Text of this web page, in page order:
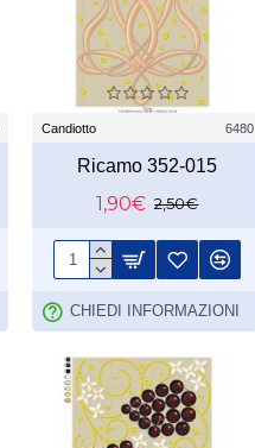
Candiotto 6480
Ricamo 352-015
1,90€ 2,50€
CHIEDI INFORMAZIONI